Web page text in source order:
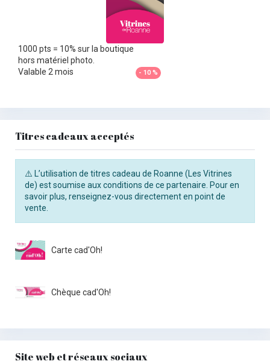
1000 pts = 10% sur la boutique
hors matériel photo.
Valable 2 mois
- 10 %
Titres cadeaux acceptés
⚠️ L’utilisation de titres cadeau de Roanne (Les Vitrines
de) est soumise aux conditions de ce partenaire. Pour en
savoir plus, renseignez-vous directement en point de
vente.
Carte cad'Oh!
Chèque cad'Oh!
Site web et réseaux sociaux